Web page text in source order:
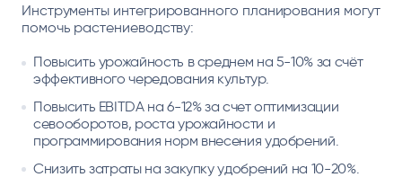
Инструменты интегрированного планирования могут
помочь растениеводству:
Повысить урожайность в среднем на 5-10% за счёт
эффективного чередования культур.
Повысить EBITDA на 6-12% за счет оптимизации
севооборотов, роста урожайности и
программирования норм внесения удобрений.
Снизить затраты на закупку удобрений на 10-20%.